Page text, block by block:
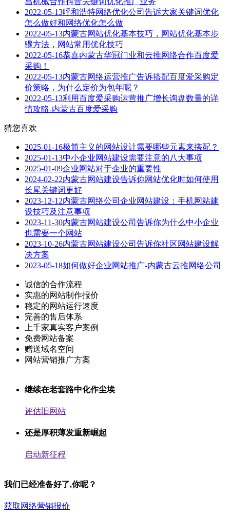
2022-05-13呼和浩特网络优化公司告诉大家关键词优化
怎么做好和网络优化怎么做
2022-05-13内蒙古网站优化基本技巧，网站优化基本步
骤方法，网站常用优化技巧
2022-05-16恭喜内蒙古华冠门业和云推网络合作百度爱
采购！
2022-05-13内蒙古网络运营推广告诉搭配百度爱采购定
价策略，为什么定价为包年呢？
2022-05-13利用百度爱采购运营推广增长询盘数量的详
情攻略-内蒙古百度爱采购
猜您喜欢
2025-01-16极简主义的网站设计需要哪些元素来搭配？
2025-01-13中小企业网站建设需要注意的八大事项
2025-01-09企业网站对于企业的重要性
2024-02-22内蒙古网站建设告诉你网站优化时如何使用
长尾关键词更好
2023-12-12内蒙古网络公司企业网站建设：手机网站建
设技巧及注意事项
2023-11-30内蒙古网站建设公司告诉你为什么中小企业
也需要一个网站
2023-10-26内蒙古网站建设公司告诉你社区网站建设解
决方案
2023-05-18如何做好企业网站推广-内蒙古云推网络公司
诚信的合作流程
实惠的网站制作报价
稳定的网站运行速度
完善的售后体系
上千家真实客户案例
免费网站备案
赠送域名空间
网站营销推广方案
继续在老套路中化作尘埃
评估旧网站
还是厚积薄发重新崛起
启动新征程
我们已经准备好了,你呢？
获取网络营销报价